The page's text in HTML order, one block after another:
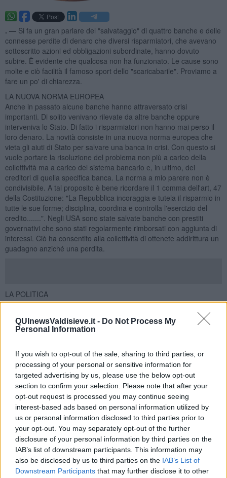
QUInewsValdisieve.it - Do Not Process My
Personal Information
If you wish to opt-out of the sale, sharing to third parties, or
processing of your personal or sensitive information for
targeted advertising by us, please use the below opt-out
section to confirm your selection. Please note that after your
opt-out request is processed you may continue seeing
interest-based ads based on personal information utilized by
us or personal information disclosed to third parties prior to
your opt-out. You may separately opt-out of the further
disclosure of your personal information by third parties on the
IAB’s list of downstream participants. This information may
also be disclosed by us to third parties on the IAB’s List of
Downstream Participants that may further disclose it to other
. — Si fa un gran parlare del "salvataggio" di quattro banche e delle
connesse perdite di denaro che diversi risparmiatori, che avevano
sottoscritto azioni ed obbligazioni subordinate, hanno dovuto
subire. È evidente che qualcosa non ha funzionato. Le cause sono
molte e ciò facilità il famoso sport dello "scaricabarile". Proviamo a
fare un po' di chiarezza.
LA NUOVA NORMA EUROPEA
Anche in passato alcune banche hanno attraversato crisi
importanti. Di solito venivano rilevate da altre banche oppure
interveniva lo Stato. Di fatto i risparmiatori non hanno mai perso il
loro denaro. La novità consiste in una nuova norma europea che
vieta gli aiuti di Stato per salvare una banca in crisi. Con questo si
vuole portare la risoluzione del problema non più a carico della
collettività ma a carico del sistema bancario e, in ultimo, dei
creditori di quella specifica banca. La norma a mio parere non è
condivisibile. A tal proposito è bene ricordare il 1 comma dell'art, 47
della Costituzione: "La Repubblica incoraggia e tutela il risparmio in
tutte le sue forme; disciplina, coordina e controlla l'esercizio del
credito.......". Negli USA sono state salvate banche con prestiti
governativi che sono stati regolarmente rimborsati con aggiunta di
interessi. Ciò ha consentito alla collettività di ottenete addirittura un
guadagno anziché una perdita.
LA POLITICA
Il nostro parlamento si è riunito per valutare l'eventuale conflitto di
interessi del Ministro Boschi, dimenticando di discutere riguardo a
responsabilità di manager, inadeguatezza di regole, inconsistenza
dei controlli.
IL PERICOLO DEL PANICO
Va fatta molta attenzione a non demonizzare genericamente il
risparmio è chi lo raccoglie. Non dimentichiamo che i risparmi sono
la materia prima dei finanziamenti alle imprese. Ciò crea
investimenti, sostiene il ciclo produttivo e genera posti di lavoro. In
altre parole tiene in piedi l'economia nazionale.
COLPIRE I COLPEVOLI
Anziché fare di ogni erba un fascio si debbono individuare i
colpevoli facendo sì che paghino per gli errori fatti. Non
dimentichiamo mai che non esiste un'attività economica che di per
se è immorale. Diventa tale solo per i metodi di conduzione delle
persone che la gestiscono.